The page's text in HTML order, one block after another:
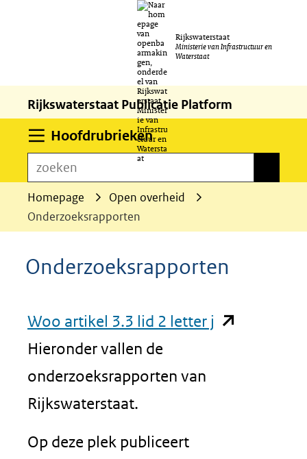
naar
de
inhoud
Rijkswaterstaat
Ministerie van Infrastructuur en
Waterstaat
Rijkswaterstaat Publicatie Platform
HoofdrubriekenUitklappen
zoeken
Homepage
Open overheid
Onderzoeksrapporten
Onderzoeksrapporten
Woo artikel 3.3 lid 2 letter j (opent
Hieronder vallen de
onderzoeksrapporten van
Rijkswaterstaat.
Op deze plek publiceert